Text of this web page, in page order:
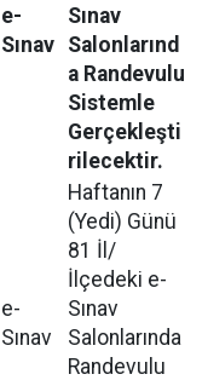
e-
Sınav
Sınav
Salonlarınd
a Randevulu
Sistemle
Gerçekleşti
rilecektir.
e-
Sınav
Haftanın 7
(Yedi) Günü
81 İl/
İlçedeki e-
Sınav
Salonlarında
Randevulu